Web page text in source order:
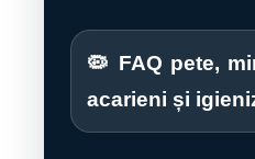
🦠 FAQ pete,
acarieni și